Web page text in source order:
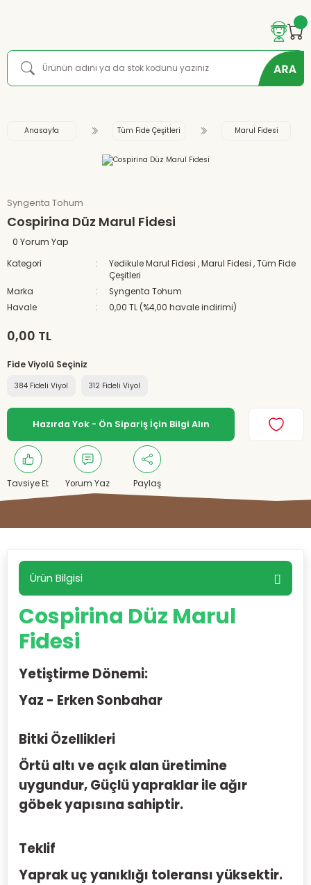
Anasayfa Tüm Fide Çeşitleri Marul Fidesi
Syngenta Tohum
Cospirina Düz Marul Fidesi
0 Yorum Yap
Kategori Yedikule Marul Fidesi ,Marul Fidesi ,Tüm Fide
Çeşitleri
Marka
Syngenta Tohum
Havale
0,00 TL (%4,00 havale indirimi)
0,00 TL
Fide Viyolü Seçiniz
384 Fideli Viyol 312 Fideli Viyol
Hazırda Yok - Ön Sipariş İçin Bilgi Alın
Tavsiye Et Yorum Yaz Paylaş
Ürün Bilgisi
Cospirina Düz Marul
Fidesi
Yetiştirme Dönemi:
Yaz - Erken Sonbahar
Bitki Özellikleri
Örtü altı ve açık alan üretimine
uygundur, Güçlü yapraklar ile ağır
göbek yapısına sahiptir.
Teklif
Yaprak uç yanıklığı toleransı yüksektir.